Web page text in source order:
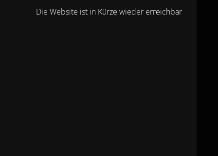
Die Website ist in Kürze wieder erreichbar